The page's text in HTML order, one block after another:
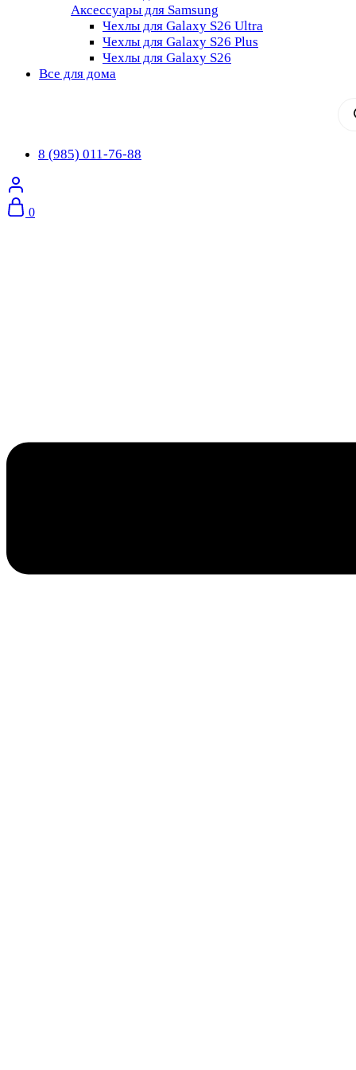
Аксессуары для Samsung
Чехлы для Galaxy S26 Ultra
Чехлы для Galaxy S26 Plus
Чехлы для Galaxy S26
Все для дома
8 (985) 011-76-88
0